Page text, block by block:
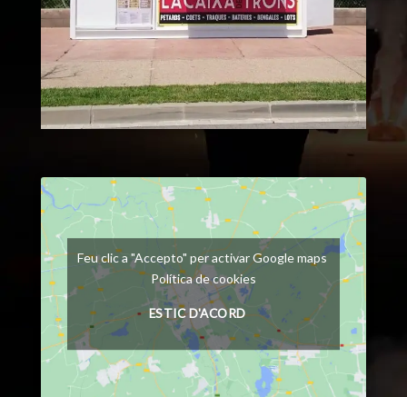
Feu clic a "Accepto" per activar Google maps
Política de cookies
ESTIC D'ACORD